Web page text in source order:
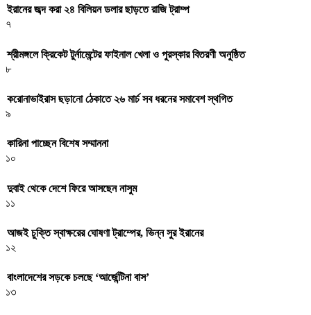
ইরানের জব্দ করা ২৪ বিলিয়ন ডলার ছাড়তে রাজি ট্রাম্প
৭
শ্রীমঙ্গলে ক্রিকেট টুর্নামেন্টের ফাইনাল খেলা ও পুরস্কার বিতরণী অনুষ্ঠিত
৮
করোনাভাইরাস ছড়ানো ঠেকাতে ২৬ মার্চ সব ধরনের সমাবেশ স্থগিত
৯
কারিনা পাচ্ছেন বিশেষ সম্মাননা
১০
দুবাই থেকে দেশে ফিরে আসছেন নাসুম
১১
আজই চুক্তি স্বাক্ষরের ঘোষণা ট্রাম্পের, ভিন্ন সুর ইরানের
১২
বাংলাদেশের সড়কে চলছে ‘আর্জেন্টিনা বাস’
১৩